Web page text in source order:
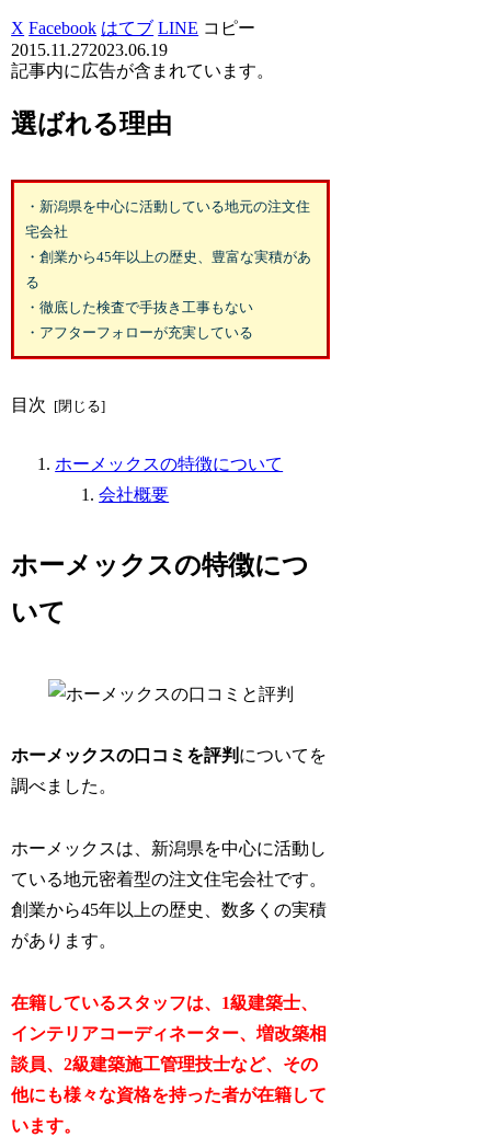
X Facebook はてブ LINE コピー
2015.11.272023.06.19
記事内に広告が含まれています。
選ばれる理由
・新潟県を中心に活動している地元の注文住
宅会社
・創業から45年以上の歴史、豊富な実積があ
る
・徹底した検査で手抜き工事もない
・アフターフォローが充実している
目次
ホーメックスの特徴について
会社概要
ホーメックスの特徴につ
いて
ホーメックスの口コミを評判 についてを
調べました。
ホーメックスは、新潟県を中心に活動し
ている地元密着型の注文住宅会社です。
創業から45年以上の歴史、数多くの実積
があります。
在籍しているスタッフは、1級建築士、
インテリアコーディネーター、増改築相
談員、2級建築施工管理技士など、その
他にも様々な資格を持った者が在籍して
います。